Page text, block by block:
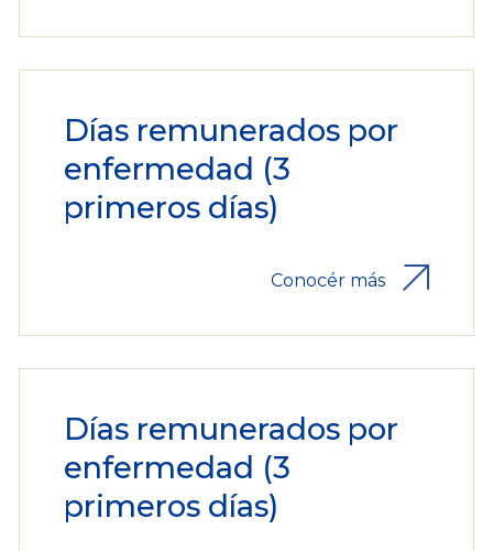
Días remunerados por
enfermedad (3
primeros días)
Conocér más
Días remunerados por
enfermedad (3
primeros días)